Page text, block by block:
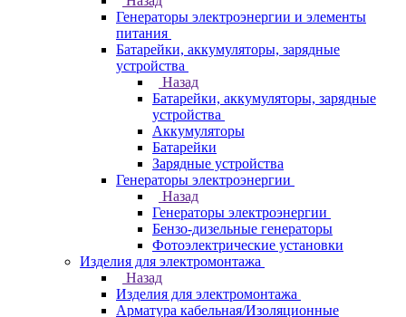
Генераторы электроэнергии и элементы
питания
Батарейки, аккумуляторы, зарядные
устройства
Назад
Батарейки, аккумуляторы, зарядные
устройства
Аккумуляторы
Батарейки
Зарядные устройства
Генераторы электроэнергии
Назад
Генераторы электроэнергии
Бензо-дизельные генераторы
Фотоэлектрические установки
Изделия для электромонтажа
Назад
Изделия для электромонтажа
Арматура кабельная/Изоляционные